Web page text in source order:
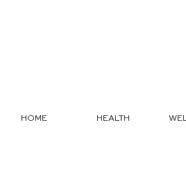
HOME HEALTH